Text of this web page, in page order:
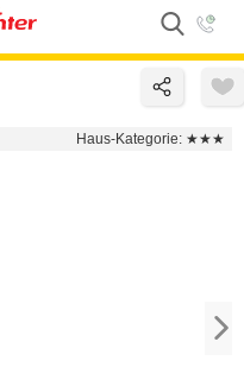
Haus-Kategorie: ★★★